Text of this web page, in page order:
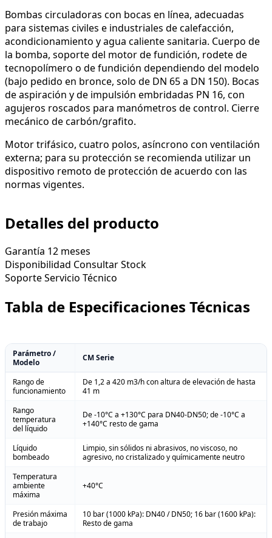
Bombas circuladoras con bocas en línea, adecuadas
para sistemas civiles e industriales de calefacción,
acondicionamiento y agua caliente sanitaria. Cuerpo de
la bomba, soporte del motor de fundición, rodete de
tecnopolímero o de fundición dependiendo del modelo
(bajo pedido en bronce, solo de DN 65 a DN 150). Bocas
de aspiración y de impulsión embridadas PN 16, con
agujeros roscados para manómetros de control. Cierre
mecánico de carbón/grafito.
Motor trifásico, cuatro polos, asíncrono con ventilación
externa; para su protección se recomienda utilizar un
dispositivo remoto de protección de acuerdo con las
normas vigentes.
Detalles del producto
Garantía 12 meses
Disponibilidad Consultar Stock
SoporteServicio Técnico
Tabla de Especificaciones Técnicas
Parámetro /
Modelo
CM Serie
Rango de
funcionamiento
De 1,2 a 420 m3/h con altura de elevación de hasta
41 m
Rango
temperatura
del líquido
De -10°C a +130°C para DN40-DN50; de -10°C a
+140°C resto de gama
Líquido
bombeado
Limpio, sin sólidos ni abrasivos, no viscoso, no
agresivo, no cristalizado y químicamente neutro
Temperatura
ambiente
máxima
+40°C
Presión máxima
de trabajo
10 bar (1000 kPa): DN40 / DN50; 16 bar (1600 kPa):
Resto de gama